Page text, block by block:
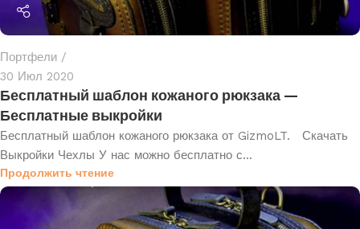
Портфели
30 Июл 2020
Бесплатный шаблон кожаного рюкзака —
Бесплатные выкройки
Бесплатный шаблон кожаного рюкзака от GizmoLT. Скачать
Выкройки Чехлы У нас можно бесплатно с...
Продолжить чтение